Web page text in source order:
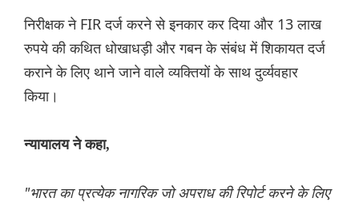
निरीक्षक ने FIR दर्ज करने से इनकार कर दिया और 13 लाख
रुपये की कथित धोखाधड़ी और गबन के संबंध में शिकायत दर्ज
कराने के लिए थाने जाने वाले व्यक्तियों के साथ दुर्व्यवहार
किया।
न्यायालय ने कहा,
"भारत का प्रत्येक नागरिक जो अपराध की रिपोर्ट करने के लिए